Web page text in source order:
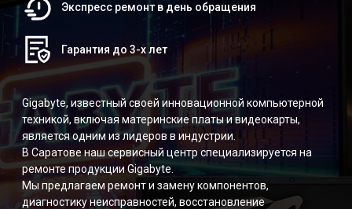
Экспресс ремонт в день обращения
Гарантия до 3-х лет
Gigabyte, известный своей инновационной компьютерной
техникой, включая материнские платы и видеокарты,
является одним из лидеров в индустрии.
В Саратове наш сервисный центр специализируется на
ремонте продукции Gigabyte.
Мы предлагаем ремонт и замену компонентов,
диагностику неисправностей, восстановление